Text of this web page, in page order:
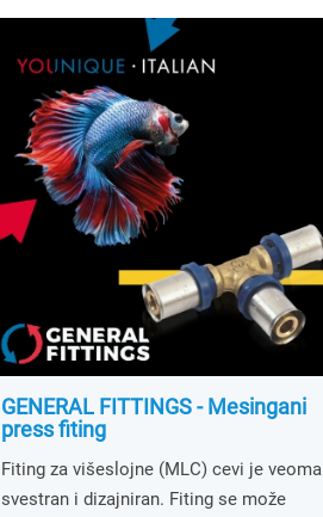
GENERAL FITTINGS - Mesingani
press fiting
Fiting za višeslojne (MLC) cevi je veoma
svestran i dizajniran. Fiting se može